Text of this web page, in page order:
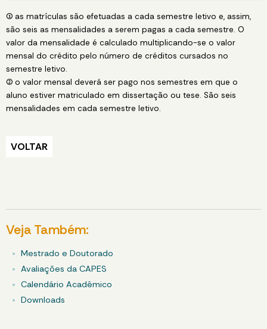
(1) as matrículas são efetuadas a cada semestre letivo e, assim,
são seis as mensalidades a serem pagas a cada semestre. O
valor da mensalidade é calculado multiplicando-se o valor
mensal do crédito pelo número de créditos cursados no
semestre letivo.
(2) o valor mensal deverá ser pago nos semestres em que o
aluno estiver matriculado em dissertação ou tese. São seis
mensalidades em cada semestre letivo.
VOLTAR
Veja Também:
Mestrado e Doutorado
Avaliações da CAPES
Calendário Acadêmico
Downloads